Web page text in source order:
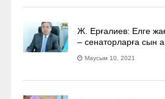
Ж. Ерғалиев: Елге
– сенаторларға сын
Маусым 10, 2021